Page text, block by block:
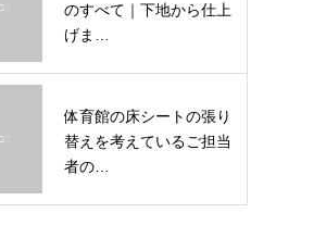
のすべて｜下地から仕上
げま…
体育館の床シートの張り
替えを考えているご担当
者の…